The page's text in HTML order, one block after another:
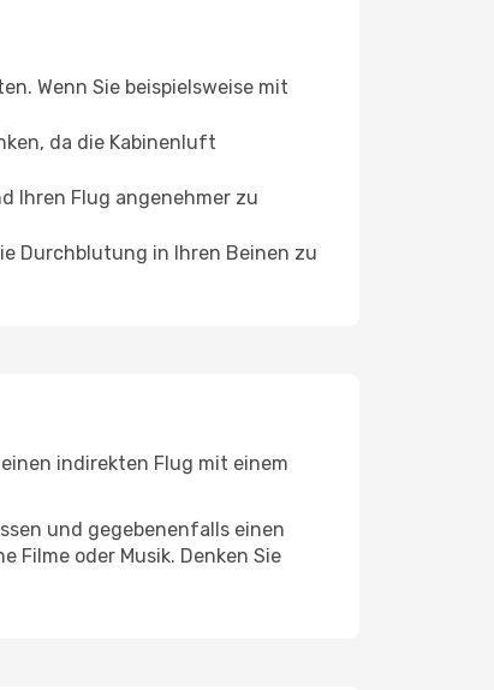
Wenn Sie beispielsweise mit
da die Kabinenluft
Ihren Flug angenehmer zu
Durchblutung in Ihren Beinen zu
indirekten Flug mit einem
und gegebenenfalls einen
oder Musik. Denken Sie